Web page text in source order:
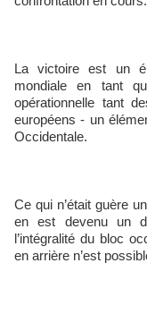
La victoire est un
mondiale en tant
opérationnelle tant
européens - un
Occidentale.
Ce qui n’était guère
en est devenu un
l’intégralité du bloc
en arrière n’est